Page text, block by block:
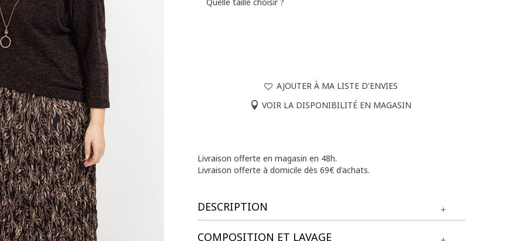
AJOUTER À MA LISTE D'ENVIES
VOIR LA DISPONIBILITÉ EN MAGASIN
Livraison offerte en magasin en 48h.
Livraison offerte à domicile dès 69€ d'achats.
DESCRIPTION
COMPOSITION ET LAVAGE